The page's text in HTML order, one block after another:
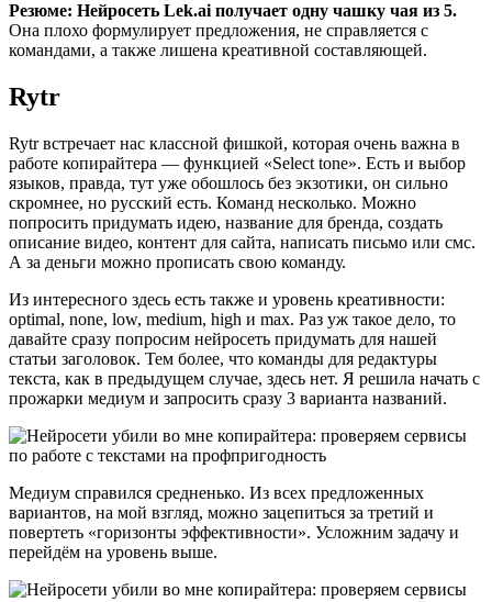
Резюме: Нейросеть Lek.ai получает одну чашку чая из 5.
Она плохо формулирует предложения, не справляется с
командами, а также лишена креативной составляющей.
Rytr
Rytr встречает нас классной фишкой, которая очень важна в
работе копирайтера — функцией «Select tone». Есть и выбор
языков, правда, тут уже обошлось без экзотики, он сильно
скромнее, но русский есть. Команд несколько. Можно
попросить придумать идею, название для бренда, создать
описание видео, контент для сайта, написать письмо или смс.
А за деньги можно прописать свою команду.
Из интересного здесь есть также и уровень креативности:
optimal, none, low, medium, high и max. Раз уж такое дело, то
давайте сразу попросим нейросеть придумать для нашей
статьи заголовок. Тем более, что команды для редактуры
текста, как в предыдущем случае, здесь нет. Я решила начать с
прожарки медиум и запросить сразу 3 варианта названий.
Медиум справился средненько. Из всех предложенных
вариантов, на мой взгляд, можно зацепиться за третий и
повертеть «горизонты эффективности». Усложним задачу и
перейдём на уровень выше.